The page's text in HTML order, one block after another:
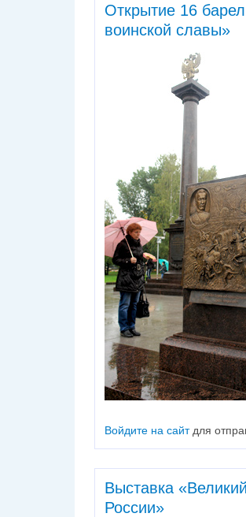
Открытие 16
воинской славы»
Войдите на сайтдля
Выставка
России»